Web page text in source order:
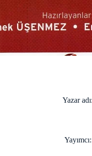
Yazar adı
Yayımcı